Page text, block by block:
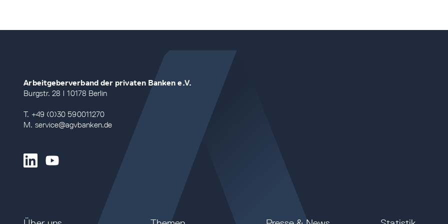
Arbeitgeberverband der privaten Banken e.V.
Burgstr. 28 | 10178 Berlin
T. +49 (0)30 590011270
M. service@agvbanken.de